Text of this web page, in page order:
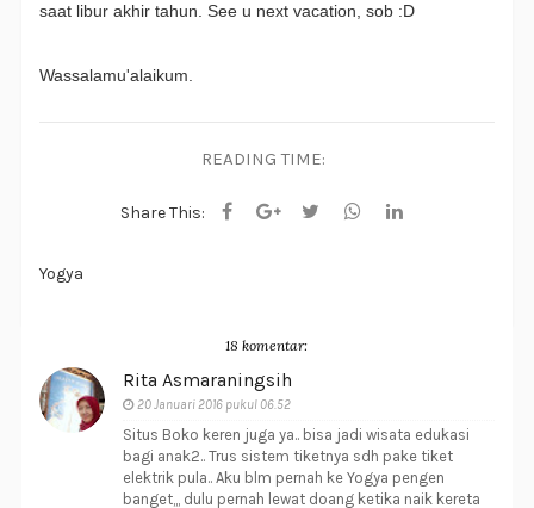
saat libur akhir tahun. See u next vacation, sob :D
Wassalamu'alaikum.
READING TIME:
Share This:
Yogya
18 komentar:
Rita Asmaraningsih
20 Januari 2016 pukul 06.52
Situs Boko keren juga ya.. bisa jadi wisata edukasi
bagi anak2.. Trus sistem tiketnya sdh pake tiket
elektrik pula.. Aku blm pernah ke Yogya pengen
banget,,, dulu pernah lewat doang ketika naik kereta